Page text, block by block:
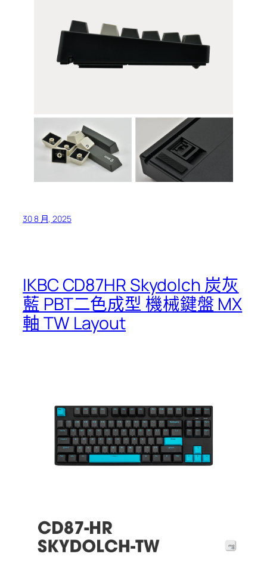
30 8 月, 2025
IKBC CD87HR Skydolch 炭灰
藍 PBT二色成型 機械鍵盤 MX
軸 TW Layout